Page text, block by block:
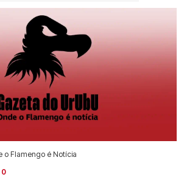
o Flamengo é Notícia
0